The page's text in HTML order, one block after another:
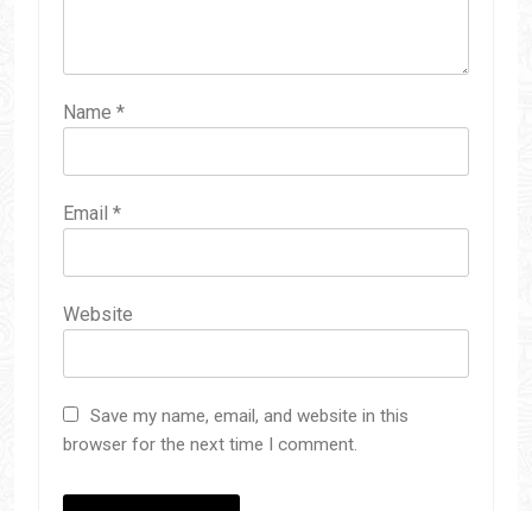
Name *
Email *
Website
Save my name, email, and website in this
browser for the next time I comment.